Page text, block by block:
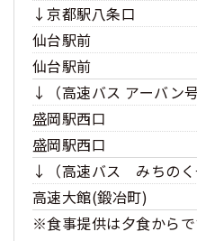
↓京都駅八条口
仙台駅前
仙台駅前
↓（高速バス アーバン号
盛岡駅西口
盛岡駅西口
↓（高速バス みちのく
高速大館(鍛冶町)
※食事提供は夕食からで